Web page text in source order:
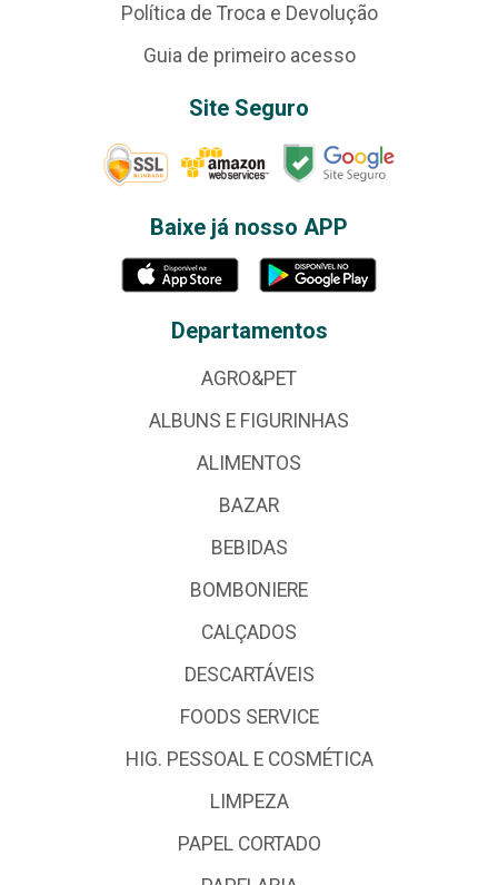
Política de Troca e Devolução
Guia de primeiro acesso
Site Seguro
Baixe já nosso APP
Departamentos
AGRO&PET
ALBUNS E FIGURINHAS
ALIMENTOS
BAZAR
BEBIDAS
BOMBONIERE
CALÇADOS
DESCARTÁVEIS
FOODS SERVICE
HIG. PESSOAL E COSMÉTICA
LIMPEZA
PAPEL CORTADO